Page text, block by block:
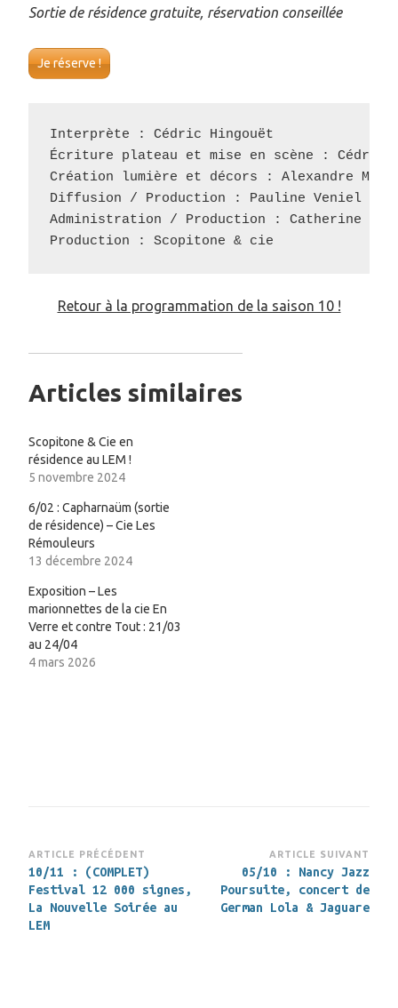
Sortie de résidence gratuite, réservation conseillée
Je réserve !
Interprète : Cédric Hingouët
Écriture plateau et mise en scène : Cédric
Création lumière et décors : Alexandre
Diffusion / Production : Pauline Veniel /
Administration / Production : Catherine
Production : Scopitone & cie
Retour à la programmation de la saison 10 !
Articles similaires
Scopitone & Cie en
résidence au LEM !
5 novembre 2024
6/02 : Capharnaüm (sortie
de résidence) – Cie Les
Rémouleurs
13 décembre 2024
Exposition – Les
marionnettes de la cie En
Verre et contre Tout : 21/03
au 24/04
4 mars 2026
Navigation
d’article
ARTICLE PRÉCÉDENT
10/11 : (COMPLET)
Festival 12 000 signes,
La Nouvelle Soirée au
LEM
ARTICLE SUIVANT
05/10 : Nancy Jazz
Poursuite, concert de
German Lola & Jaguare